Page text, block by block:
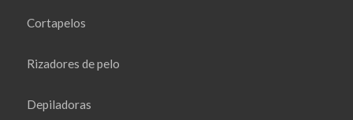
Cortapelos
Rizadores de pelo
Depiladoras